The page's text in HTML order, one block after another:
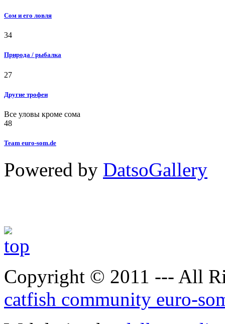
Сом и его ловля
34
Природа / рыбалка
27
Другие трофеи
Все уловы кроме сома
48
Team euro-som.de
Powered by DatsoGallery
Copyright © 2011 --- All
catfish community euro-